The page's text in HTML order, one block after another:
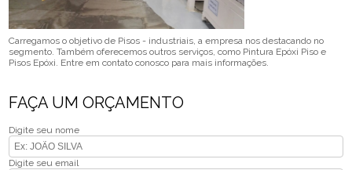
Carregamos o objetivo de Pisos - industriais, a empresa nos destacando no
segmento. Também oferecemos outros serviços, como Pintura Epóxi Piso e
Pisos Epóxi. Entre em contato conosco para mais informações.
FAÇA UM ORÇAMENTO
Digite seu nome
Digite seu email